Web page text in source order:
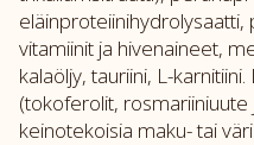
eläinproteiinihydrolysaatti,
vitamiinit ja hivenaineet,
kalaöljy, tauriini, L-
(tokoferolit, rosmariiniuute
keinotekoisia maku- tai